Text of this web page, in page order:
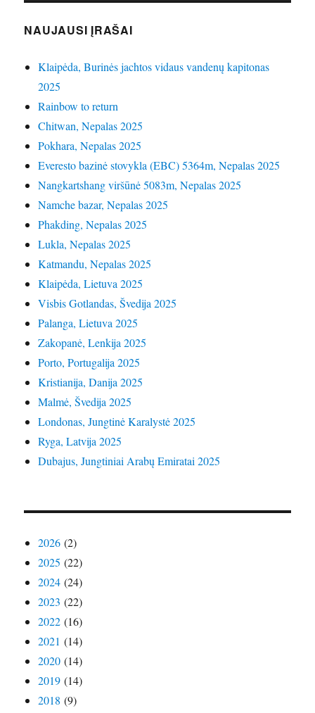
NAUJAUSI ĮRAŠAI
Klaipėda, Burinės jachtos vidaus vandenų kapitonas
2025
Rainbow to return
Chitwan, Nepalas 2025
Pokhara, Nepalas 2025
Everesto bazinė stovykla (EBC) 5364m, Nepalas 2025
Nangkartshang viršūnė 5083m, Nepalas 2025
Namche bazar, Nepalas 2025
Phakding, Nepalas 2025
Lukla, Nepalas 2025
Katmandu, Nepalas 2025
Klaipėda, Lietuva 2025
Visbis Gotlandas, Švedija 2025
Palanga, Lietuva 2025
Zakopanė, Lenkija 2025
Porto, Portugalija 2025
Kristianija, Danija 2025
Malmė, Švedija 2025
Londonas, Jungtinė Karalystė 2025
Ryga, Latvija 2025
Dubajus, Jungtiniai Arabų Emiratai 2025
2026 (2)
2025 (22)
2024 (24)
2023 (22)
2022 (16)
2021 (14)
2020 (14)
2019 (14)
2018 (9)